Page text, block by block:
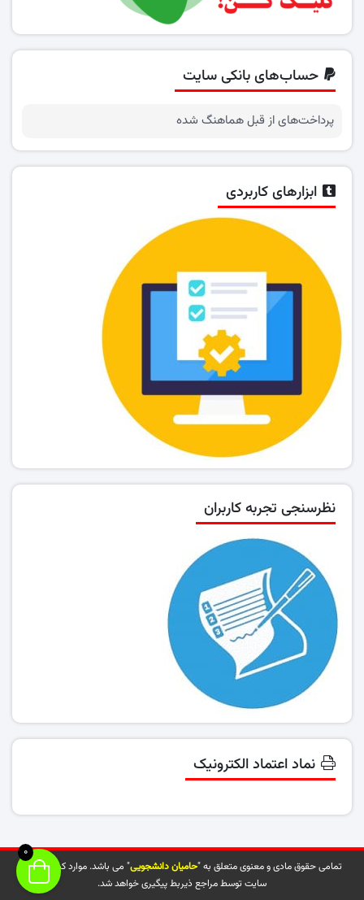
حساب‌های بانکی سایت
پرداخت‌های از قبل هماهنگ شده
ابزارهای کاربردی
نظرسنجی تجربه کاربران
نماد اعتماد الکترونیک
تمامی حقوق مادی و معنوی متعلق به "حامیان دانشجویی" می باشد. موارد کپی شده از
سایت توسط مراجع ذیربط پیگیری خواهد شد.
0